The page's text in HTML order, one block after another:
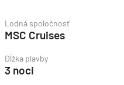
Lodná spoločnosť
MSC Cruises
Dĺžka plavby
3 noci